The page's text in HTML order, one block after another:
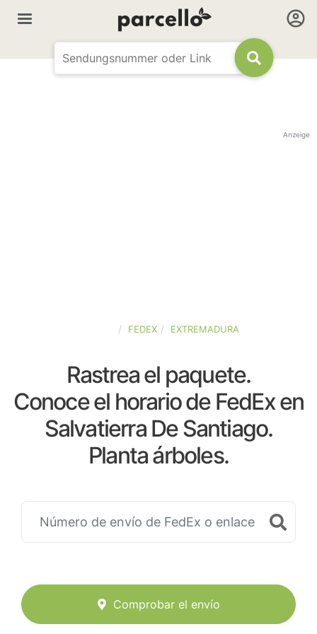
Anzeige
FEDEX EXTREMADURA
Rastrea el paquete.
Conoce el horario de FedEx en
Salvatierra De Santiago.
Planta árboles.
Comprobar el envío